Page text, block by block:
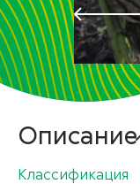
Описание
Классификация